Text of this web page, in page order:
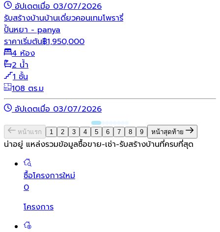
อัปเดตเมื่อ 03/07/2026
รับสร้างบ้านบ้านเดี่ยวคอนเทมโพรารี่
ปั้นหยา - panya
ราคาเริ่มต้น฿1,950,000
4 ห้อง
2 น้ำ
1 ชั้น
108 ตร.ม
อัปเดตเมื่อ 03/07/2026
หน้าแรก 1 2 3 4 5 6 7 8 9 หน้าสุดท้าย
น่าอยู่ แหล่งรวมข้อมูลซื้อขาย-เช่า-รับสร้างบ้านที่ครบที่สุด
ซื้อโครงการใหม่
0
โครงการ